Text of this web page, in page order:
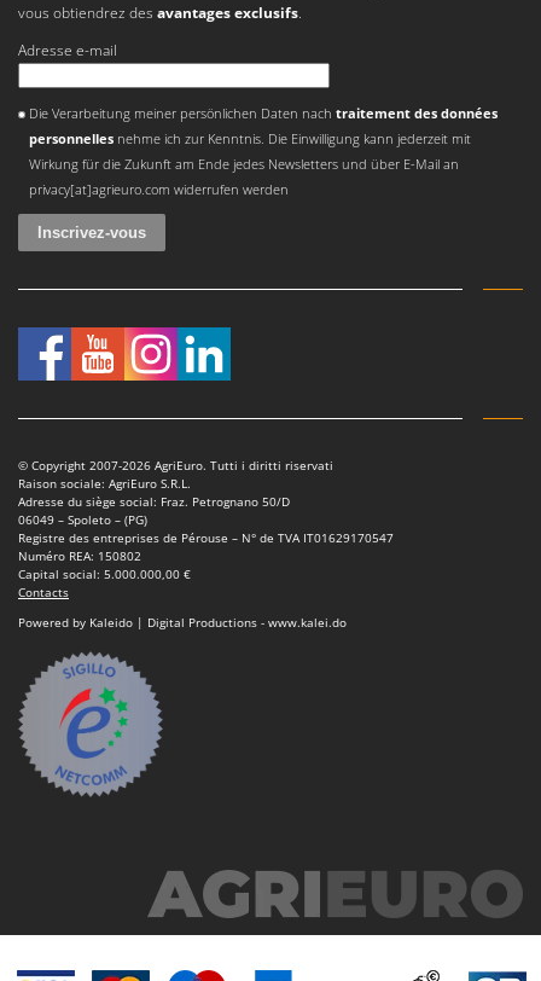
Novatec
Novital
NuAir
NuovaFac
O
Officine Savioli
Oliviero
Omas
Ompagrill
Ooni
Outdoorchef
P
Palazzetti
Palumbo Pavi
Partisani
Paterlini
Philips
Pramac
Prismafood
vous obtiendrez des avantages exclusifs.
Adresse e-mail
Die Verarbeitung meiner persönlichen Daten nach traitement des données
personnellesnehme ich zur Kenntnis. Die Einwilligung kann jederzeit mit
Wirkung für die Zukunft am Ende jedes Newsletters und über E-Mail an
privacy[at]agrieuro.com widerrufen werden
© Copyright 2007-2026 AgriEuro. Tutti i diritti riservati
Raison sociale: AgriEuro S.R.L.
Adresse du siège social: Fraz. Petrognano 50/D
06049 – Spoleto – (PG)
Registre des entreprises de Pérouse – N° de TVA IT01629170547
Numéro REA: 150802
Capital social: 5.000.000,00 €
Contacts
Powered by Kaleido | Digital Productions - www.kalei.do